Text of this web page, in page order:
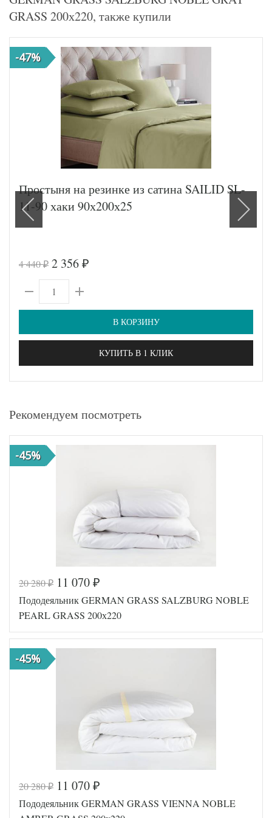
GRASS 200х220, также купили
-47%
Простыня на резинке из сатина SAILID SL-
11-90 хаки 90х200х25
4 440₽ 2 356 ₽
В КОРЗИНУ
КУПИТЬ В 1 КЛИК
Рекомендуем посмотреть
-45%
Код товара
561-777
Артикул
GG-60200
220
20 280₽ 11 070 ₽
Пододеяльник GERMAN GRASS SALZBURG NOBLE
PEARL GRASS 200х220
-45%
20 280₽ 11 070 ₽
Пододеяльник GERMAN GRASS VIENNA NOBLE